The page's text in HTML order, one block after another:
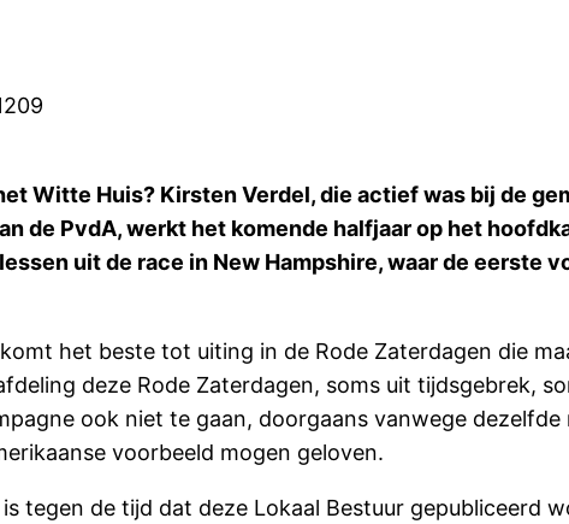
Witte Huis? Kirsten Verdel, die actief was bij de
de PvdA, werkt het komende halfjaar op het
uit de race in New Hampshire, waar de eerste
het beste tot uiting in de Rode Zaterdagen die
deze Rode Zaterdagen, soms uit tijdsgebrek,
ook niet te gaan, doorgaans vanwege dezelfde
voorbeeld mogen geloven.
tegen de tijd dat deze Lokaal Bestuur gepubliceerd